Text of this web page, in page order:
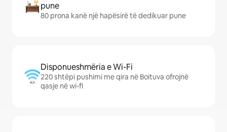
pune
80 prona kanë një hapësirë të dedikuar pune
Disponueshmëria e Wi-Fi
220 shtëpi pushimi me qira në Boituva ofrojnë
qasje në wi-fi